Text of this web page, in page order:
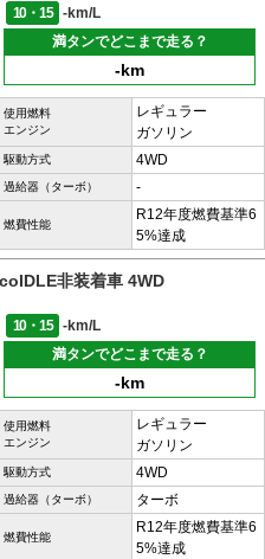
10・15
-km/L
満タンでどこまで走る？
-km
使用燃料
エンジン
レギュラー
ガソリン
駆動方式 4WD
過給器（ターボ） -
燃費性能
R12年度燃費基準6
5%達成
非装着車 4WD
10・15
-km/L
満タンでどこまで走る？
-km
使用燃料
エンジン
レギュラー
ガソリン
駆動方式 4WD
過給器（ターボ） ターボ
燃費性能
R12年度燃費基準6
5%達成